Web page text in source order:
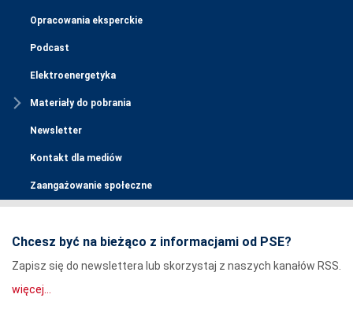
Opracowania eksperckie
Podcast
Elektroenergetyka
Materiały do pobrania
Newsletter
Kontakt dla mediów
Zaangażowanie społeczne
Chcesz być na bieżąco z informacjami od PSE?
Zapisz się do newslettera lub skorzystaj z naszych kanałów RSS.
więcej...